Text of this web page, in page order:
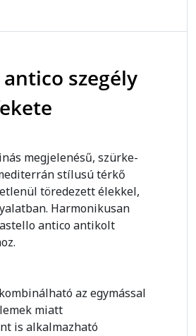
szegély
megjelenésű, szürke-
stílusú térkő
töredezett élekkel,
Harmonikusan
antico antikolt
az egymással
miatt
is alkalmazható